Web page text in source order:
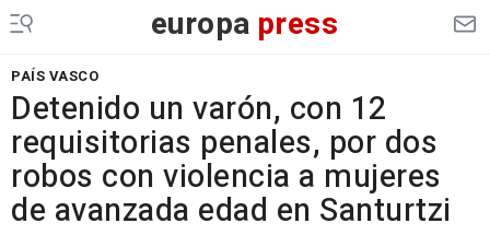
europa press
PAÍS VASCO
Detenido un varón, con 12
requisitorias penales, por dos
robos con violencia a mujeres
de avanzada edad en Santurtzi